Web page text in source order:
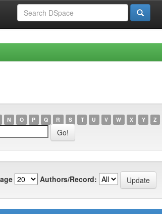
N O P Q R S T U V W X Y Z
Authors/Record: